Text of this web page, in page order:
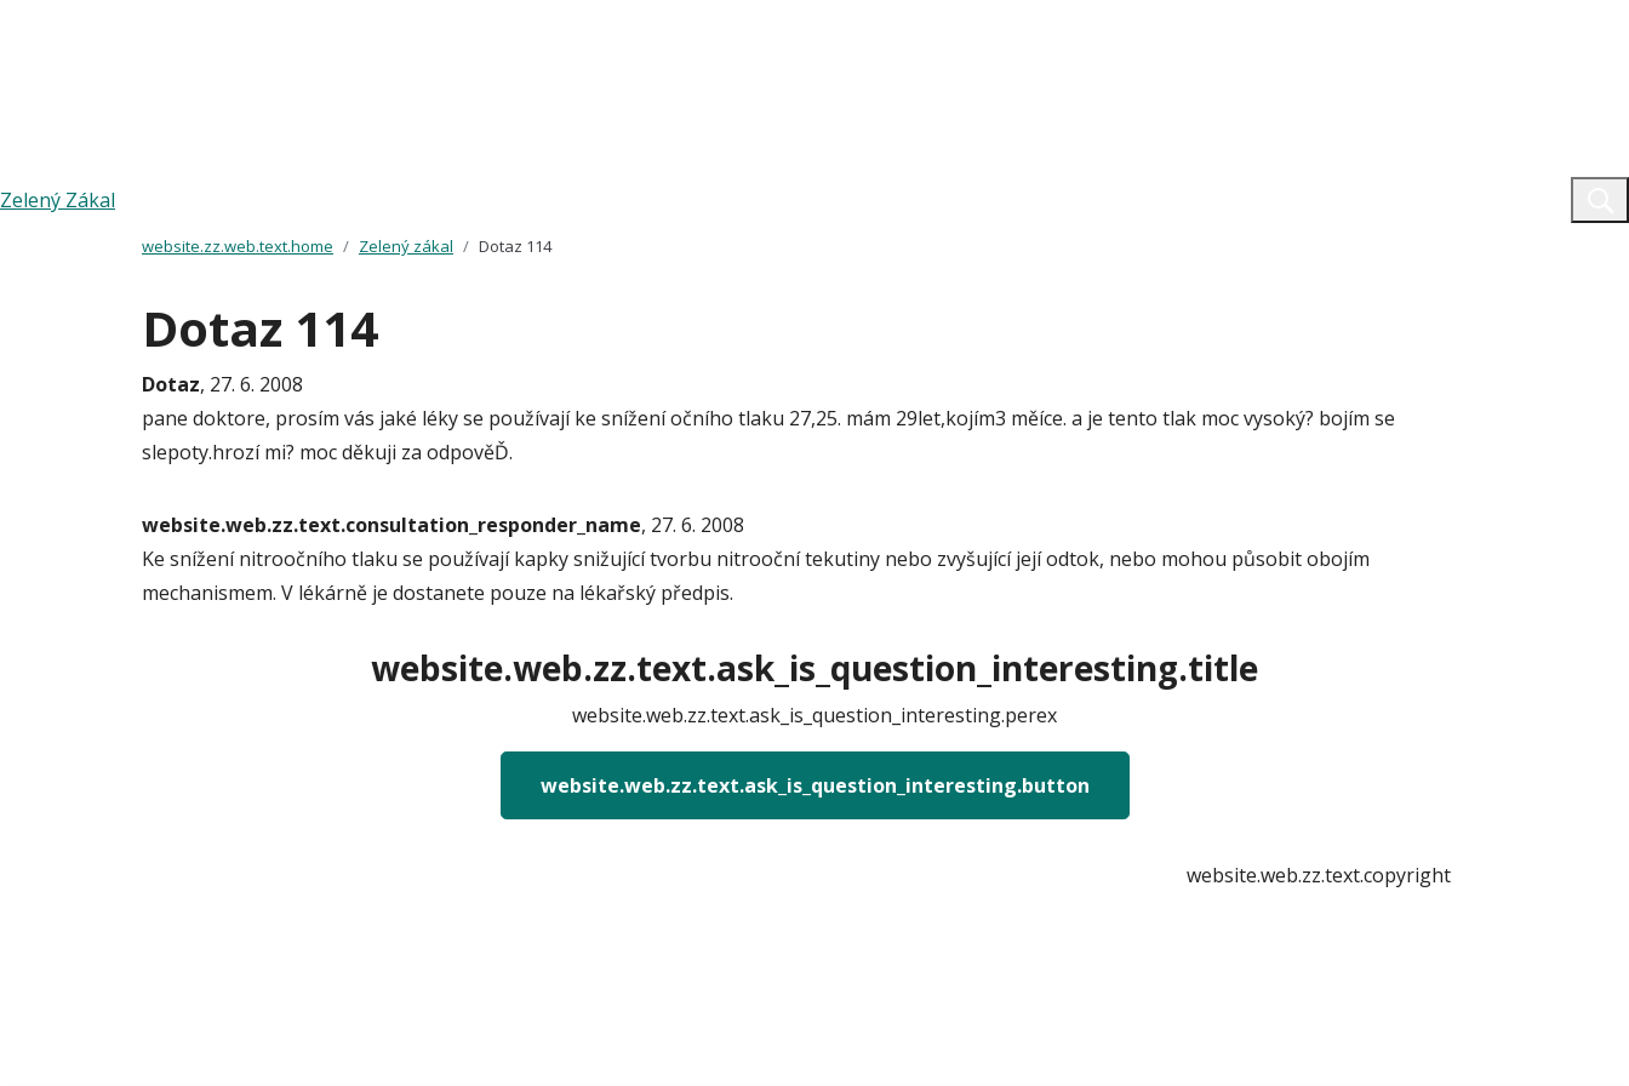
Zelený Zákal
website.zz.web.text.home Zelený zákal Dotaz 114
Dotaz 114
Dotaz, 27. 6. 2008
pane doktore, prosím vás jaké léky se používají ke snížení očního tlaku 27,25. mám 29let,kojím3 měíce. a je tento tlak moc vysoký? bojím se
slepoty.hrozí mi? moc děkuji za odpověĎ.
website.web.zz.text.consultation_responder_name, 27. 6. 2008
Ke snížení nitroočního tlaku se používají kapky snižující tvorbu nitrooční tekutiny nebo zvyšující její odtok, nebo mohou působit obojím
mechanismem. V lékárně je dostanete pouze na lékařský předpis.
website.web.zz.text.ask_is_question_interesting.title
website.web.zz.text.ask_is_question_interesting.perex
website.web.zz.text.ask_is_question_interesting.button
website.web.zz.text.copyright